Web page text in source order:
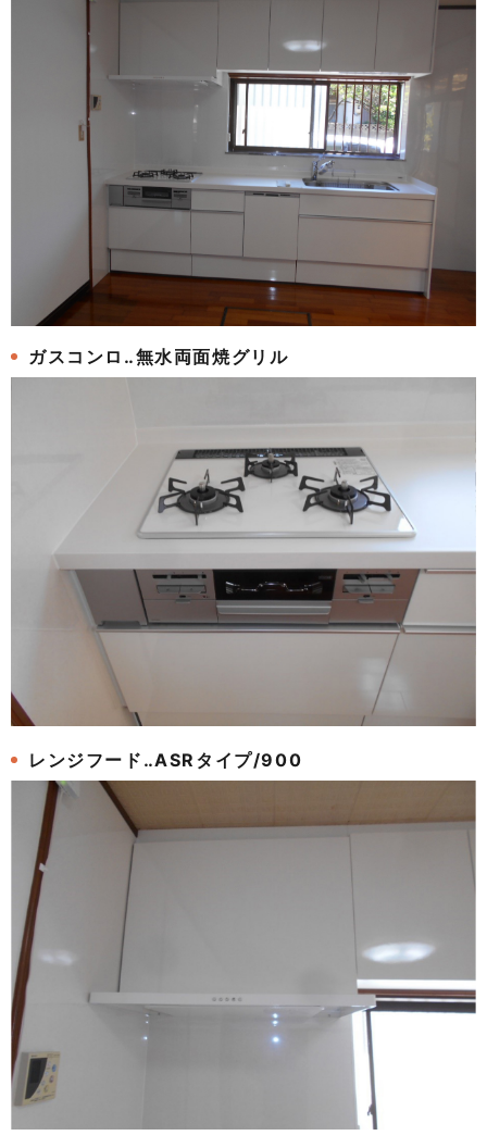
ガスコンロ‥無水両面焼グリル
レンジフード‥ASRタイプ/900